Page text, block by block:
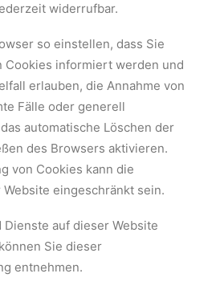
widerrufbar.
so einstellen, dass Sie
Cookies informiert werden und
erlauben, die Annahme von
Fälle oder generell
automatische Löschen der
des Browsers aktivieren.
von Cookies kann die
eingeschränkt sein.
Dienste auf dieser Website
Sie dieser
entnehmen.